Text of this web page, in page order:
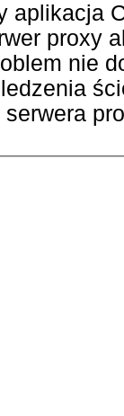
aplikacja
proxy
nie